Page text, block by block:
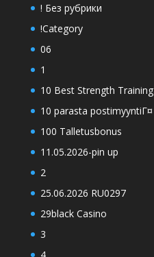
! Без рубрики
!Category
06
1
10 Best Strength
10 parasta
100 Talletusbonus
11.05.2026-pin up
2
25.06.2026 RU0297
29black Casino
3